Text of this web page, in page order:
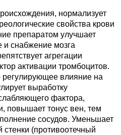
нормализует
свойства крови
препаратом улучшает
и снабжение мозга
агрегации
активации тромбоцитов.
регулирующее влияние на
выработку
фактора,
повышает тонус вен, тем
сосудов. Уменьшает
стенки (противоотечный